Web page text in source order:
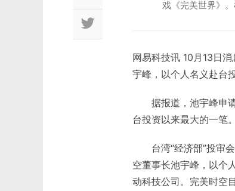
戏《完美世界》
网易科技讯 10月13日
宇峰，以个人名义赴台
据报道，池宇峰申请
台投资以来最大的一笔。
台湾“经济部”投审会
空董事长池宇峰，以个
动科技公司。完美时空